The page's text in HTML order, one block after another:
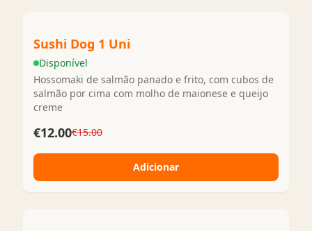
Sushi Dog 1 Uni
Disponível
Hossomaki de salmão panado e frito, com cubos de
salmão por cima com molho de maionese e queijo
creme
€12.00€15.00
Adicionar